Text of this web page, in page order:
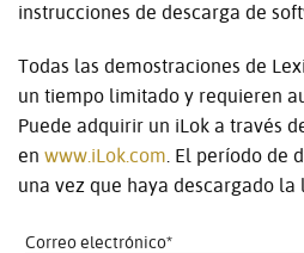
Idioma/Región
instrucciones de descarga de
Todas las demostraciones de
un tiempo limitado y requieren
Puede adquirir un iLok a través
en www.iLok.com. El período de
una vez que haya descargado
Correo electrónico*